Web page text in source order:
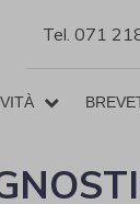
Tel. 071